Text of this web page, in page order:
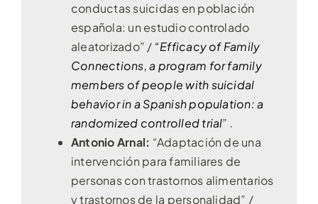
conductas suicidas en población
española: un estudio controlado
aleatorizado” / “Efficacy of Family
Connections, a program for family
members of people with suicidal
behavior in a Spanish population: a
randomized controlled trial” .
Antonio Arnal: “Adaptación de una
intervención para familiares de
personas con trastornos alimentarios
y trastornos de la personalidad” /